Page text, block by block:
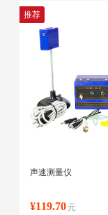
推荐
声速测量仪
¥119.70 元